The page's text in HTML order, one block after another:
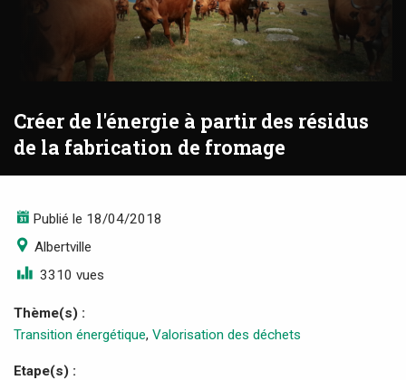
Créer de l'énergie à partir des résidus
de la fabrication de fromage
Publié le 18/04/2018
Albertville
3310 vues
Thème(s) :
Transition énergétique, Valorisation des déchets
Etape(s) :